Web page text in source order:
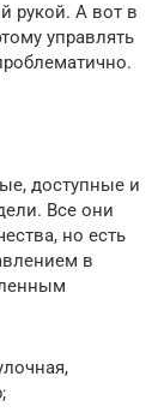
рукой. А вот в
управлять
доступные и
Все они
но есть
в